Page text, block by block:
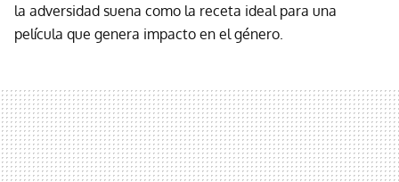
la adversidad suena como la receta ideal para una
película que genera impacto en el género.